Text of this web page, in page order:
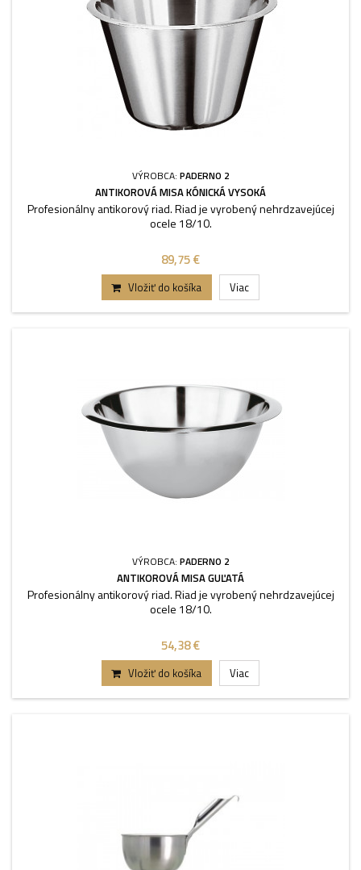
VÝROBCA: PADERNO 2
ANTIKOROVÁ MISA KÓNICKÁ VYSOKÁ
Profesionálny antikorový riad. Riad je vyrobený nehrdzavejúcej
ocele 18/10.
89,75 €
Vložiť do košíka Viac
VÝROBCA: PADERNO 2
ANTIKOROVÁ MISA GUĽATÁ
Profesionálny antikorový riad. Riad je vyrobený nehrdzavejúcej
ocele 18/10.
54,38 €
Vložiť do košíka Viac